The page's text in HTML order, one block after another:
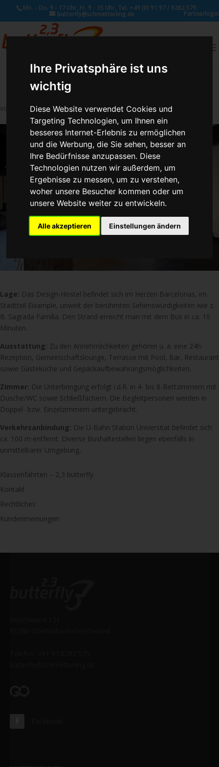
Ihre Privatsphäre ist uns
wichtig
Diese Website verwendet Cookies und
Targeting Technologien, um Ihnen ein
besseres Internet-Erlebnis zu ermöglichen
und die Werbung, die Sie sehen, besser an
Ihre Bedürfnisse anzupassen. Diese
Technologien nutzen wir außerdem, um
Ergebnisse zu messen, um zu verstehen,
woher unsere Besucher kommen oder um
unsere Website weiter zu entwickeln.
Alle akzeptieren Einstellungen ändern
Mo. - Do. 9 - 17 Uhr, Fr. 9 - 15 Uhr, Tel. +49 (0) 91 97 / 6282 579
butterfly@schmetterling.de Partnerlogin
von Susan Naumann|Jan. 4, 2018
Lage: Das Design-Hostel befindet sich im Herzen Barcelonas, im
Stadtteil Eixample, unweit der berühmten Sehenswürdigkeiten wie z.
B. Sagrada Família. Den Strand erreicht man mit dem Bus in ca. 10
Minuten.
Ausstattung: Zu den Annehmlichkeiten gehören u. a. eine 24h-
Rezeption, Gemeinschaftslounge, Terrasse mit Pool, Bar, Restaurant
sowie Gästeküche und Gepäckaufbewahrungsmöglichkeiten.
Zimmer: Die Unterbringung erfolgt i.d.R. in 4- bis 8-Bettzimmern mit
Dusche/WC sowie Schließfächern. Die Begleitpersonen werden in
Doppel- bzw. Einzelzimmern untergebracht.
Verkehrsanbindung: Die U-Bahn Station Universitat befindet sich
ca. 100 m entfernt. Diverse Bushaltestellen liegen ebenfalls in
unmittelbarer Umgebung.
Klassenfahrten – 2,3 butterfly
Kontakt
Rechtliches
Kundenmeinungen